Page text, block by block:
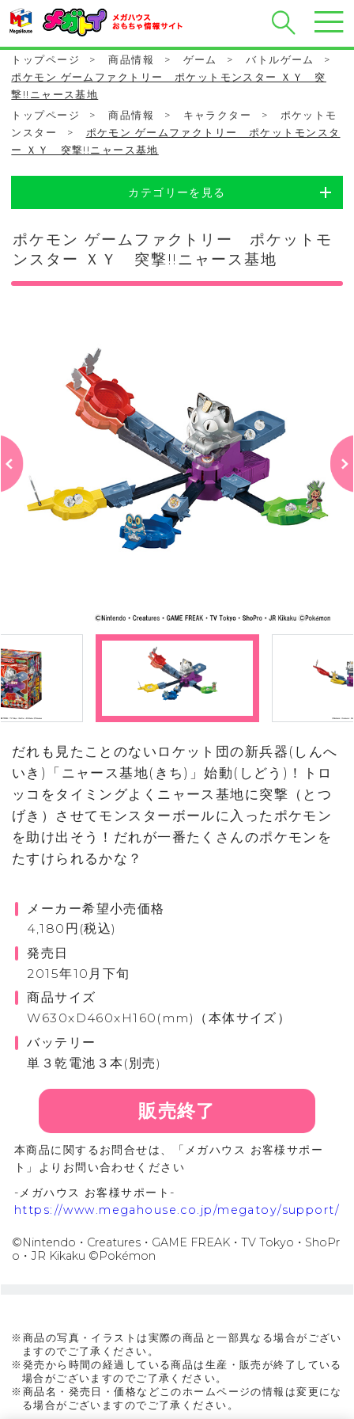
トップページ > 商品情報 > ゲーム > バトルゲーム
>
ポケモン ゲームファクトリー ポケットモンスター ＸＹ 突
撃!!ニャース基地
トップページ
> 商品情報 > キャラクター >
ポケットモ
ンスター
>
ポケモン ゲームファクトリー ポケットモンスタ
ー ＸＹ 突撃!!ニャース基地
カテゴリーを見る
ポケモン ゲームファクトリー ポケットモ
ンスター ＸＹ 突撃!!ニャース基地
だれも見たことのないロケット団の新兵器(しんへ
いき)「ニャース基地(きち)」始動(しどう)！トロ
ッコをタイミングよくニャース基地に突撃（とつ
げき）させてモンスターボールに入ったポケモン
を助け出そう！だれが一番たくさんのポケモンを
たすけられるかな？
メーカー希望小売価格
4,180円(税込)
発売日
2015年10月下旬
商品サイズ
W630xD460xH160(mm)（本体サイズ）
バッテリー
単３乾電池３本(別売)
販売終了
本商品に関するお問合せは、「メガハウス お客様サポー
ト」よりお問い合わせください
-メガハウス お客様サポート-
https://www.megahouse.co.jp/megatoy/support/
©Nintendo・Creatures・GAME FREAK・TV Tokyo・ShoPr
o・JR Kikaku ©Pokémon
※商品の写真・イラストは実際の商品と一部異なる場合がござい
ますのでご了承ください。
※発売から時間の経過している商品は生産・販売が終了している
場合がございますのでご了承ください。
※商品名・発売日・価格などこのホームページの情報は変更にな
る場合がございますのでご了承ください。